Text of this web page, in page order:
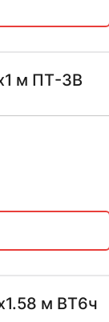
м ПТ-3В
м ВТ6ч